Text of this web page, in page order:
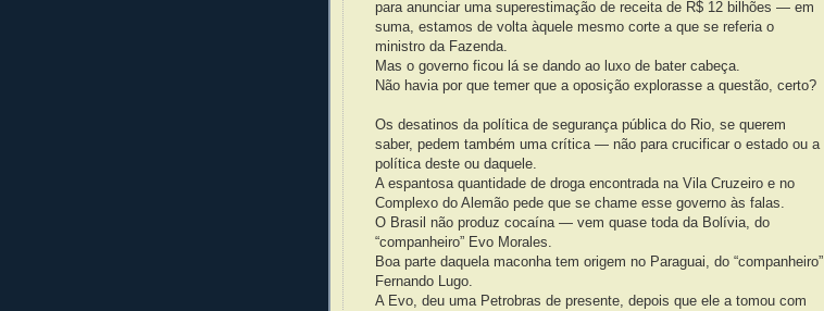
para anunciar uma superestimação de receita de R$ 12 bilhões — em
suma, estamos de volta àquele mesmo corte a que se referia o
ministro da Fazenda.
Mas o governo ficou lá se dando ao luxo de bater cabeça.
Não havia por que temer que a oposição explorasse a questão, certo?
Os desatinos da política de segurança pública do Rio, se querem
saber, pedem também uma crítica — não para crucificar o estado ou a
política deste ou daquele.
A espantosa quantidade de droga encontrada na Vila Cruzeiro e no
Complexo do Alemão pede que se chame esse governo às falas.
O Brasil não produz cocaína — vem quase toda da Bolívia, do
“companheiro” Evo Morales.
Boa parte daquela maconha tem origem no Paraguai, do “companheiro”
Fernando Lugo.
A Evo, deu uma Petrobras de presente, depois que ele a tomou com